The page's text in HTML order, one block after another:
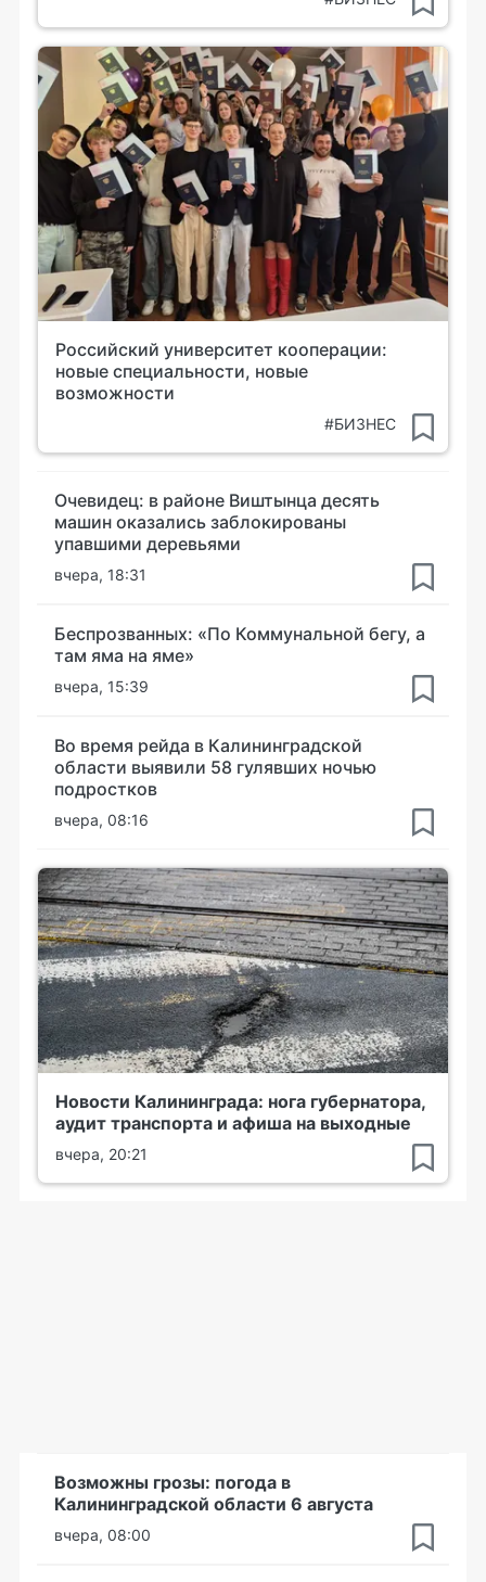
Российский университет кооперации:
новые специальности, новые
возможности
#БИЗНЕС
Очевидец: в районе Виштынца десять
машин оказались заблокированы
упавшими деревьями
вчера, 18:31
Беспрозванных: «По Коммунальной бегу, а
там яма на яме»
вчера, 15:39
Во время рейда в Калининградской
области выявили 58 гулявших ночью
подростков
вчера, 08:16
Новости Калининграда: нога губернатора,
аудит транспорта и афиша на выходные
вчера, 20:21
Возможны грозы: погода в
Калининградской области 6 августа
вчера, 08:00